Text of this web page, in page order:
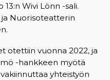
Wivi Lönn -sali.
Nuorisoteatterin
otettiin vuonna 2022, ja
-hankkeen myötä
yhteistyön